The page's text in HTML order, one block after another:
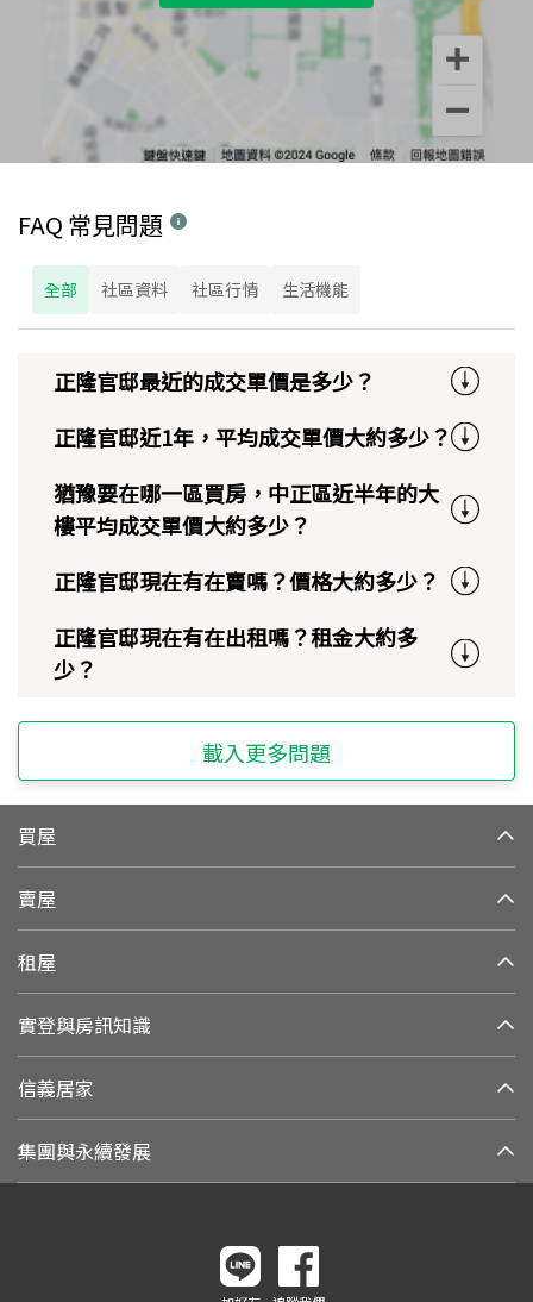
FAQ 常見問題
全部 社區資料 社區行情 生活機能
正隆官邸最近的成交單價是多少？
正隆官邸近1年，平均成交單價大約多少？
猶豫要在哪一區買房，中正區近半年的大
樓平均成交單價大約多少？
正隆官邸現在有在賣嗎？價格大約多少？
正隆官邸現在有在出租嗎？租金大約多
少？
載入更多問題
買屋
賣屋
租屋
實登與房訊知識
信義居家
集團與永續發展